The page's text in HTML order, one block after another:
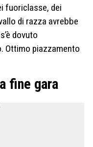
fuoriclasse, dei
di razza avrebbe
dovuto
Ottimo piazzamento
fine gara